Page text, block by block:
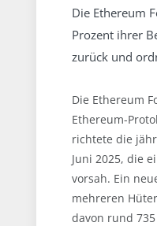
Die Ethereum
Prozent ihrer
zurück und
Die Ethereum
Ethereum-
richtete die
Juni 2025, die
vorsah. Ein
mehreren
davon rund